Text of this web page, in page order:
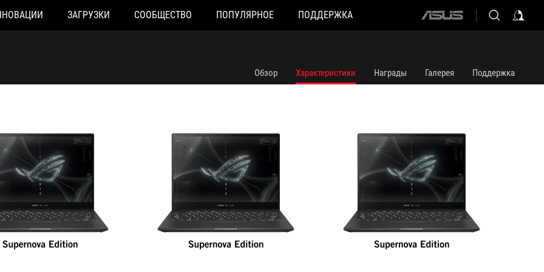
ЗАГРУЗКИ СООБЩЕСТВО ПОПУЛЯРНОЕ ПОДДЕРЖКА
ASUS
Обзор Характеристики Награды Галерея Поддержка
GV301QC-K6120T GV301QC-K5006T